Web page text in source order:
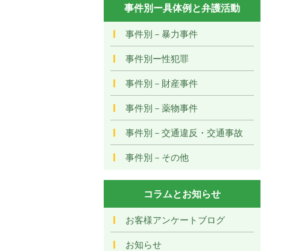
事件別ー具体例と弁護活動
事件別－暴力事件
事件別ー性犯罪
事件別－財産事件
事件別－薬物事件
事件別－交通違反・交通事故
事件別－その他
コラムとお知らせ
お客様アンケートブログ
お知らせ